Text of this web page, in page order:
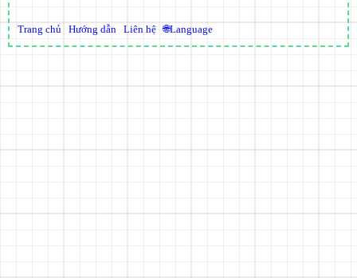
Trang chủ Hướng dẫn Liên hệ 🌐Language